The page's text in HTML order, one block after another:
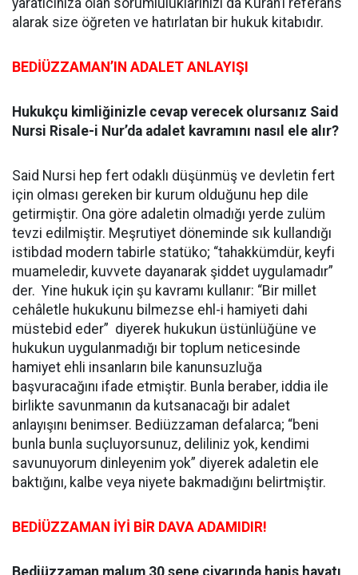
yaratıcınıza olan sorumluluklarınızı da Kuran’ı referans
alarak size öğreten ve hatırlatan bir hukuk kitabıdır.
BEDİÜZZAMAN’IN ADALET ANLAYIŞI
Hukukçu kimliğinizle cevap verecek olursanız Said
Nursi Risale-i Nur’da adalet kavramını nasıl ele alır?
Said Nursi hep fert odaklı düşünmüş ve devletin fert
için olması gereken bir kurum olduğunu hep dile
getirmiştir. Ona göre adaletin olmadığı yerde zulüm
tevzi edilmiştir. Meşrutiyet döneminde sık kullandığı
istibdad modern tabirle statüko; “tahakkümdür, keyfi
muameledir, kuvvete dayanarak şiddet uygulamadır”
der. Yine hukuk için şu kavramı kullanır: “Bir millet
cehâletle hukukunu bilmezse ehl-i hamiyeti dahi
müstebid eder” diyerek hukukun üstünlüğüne ve
hukukun uygulanmadığı bir toplum neticesinde
hamiyet ehli insanların bile kanunsuzluğa
başvuracağını ifade etmiştir. Bunla beraber, iddia ile
birlikte savunmanın da kutsanacağı bir adalet
anlayışını benimser. Bediüzzaman defalarca; “beni
bunla bunla suçluyorsunuz, deliliniz yok, kendimi
savunuyorum dinleyenim yok” diyerek adaletin ele
baktığını, kalbe veya niyete bakmadığını belirtmiştir.
BEDİÜZZAMAN İYİ BİR DAVA ADAMIDIR!
Bediüzzaman malum 30 sene civarında hapis hayatı